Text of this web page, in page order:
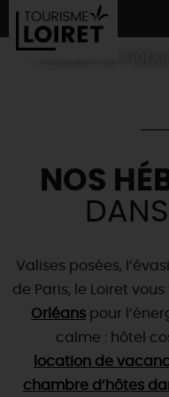
LES
EN MODE
Où manger
Maîtres
marchés
Artistes et Artisans
Nosspécialités du
Téléchargez
Avis de
NOS
Valises posées,
de Paris, le Loiret
Orléans pour
calme : hôtel
location de
chambre d’hôtes